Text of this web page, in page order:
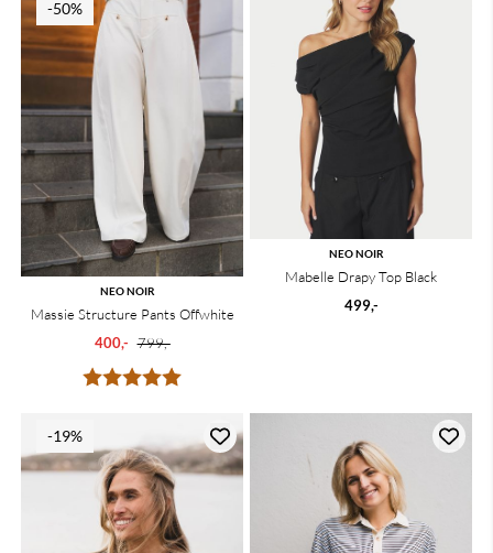
-50%
Karakter:
NEO NOIR
Massie Structure Pants Offwhite
400,- 799,-
NEO NOIR
Mabelle Drapy Top Black
499,-
-19%